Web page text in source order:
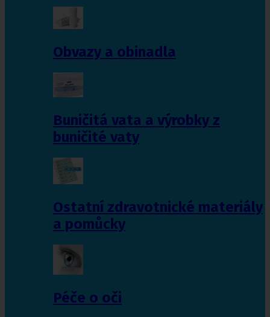
Obvazy a obinadla
Buničitá vata a výrobky z
buničité vaty
Ostatní zdravotnické materiály
a pomůcky
Péče o oči